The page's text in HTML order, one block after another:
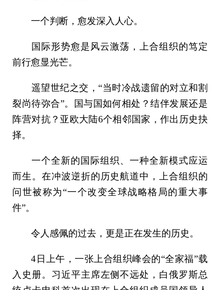
一个判断，愈发深入人心。
国际形势愈是风云激荡，上合组织的笃定
前行愈显光芒。
遥望世纪之交，“当时冷战遗留的对立和割
裂尚待弥合”。国与国如何相处？结伴发展还是
阵营对抗？亚欧大陆6个相邻国家，作出历史抉
择。
一个全新的国际组织、一种全新模式应运
而生。在冲波逆折的历史航道中，上合组织的
问世被称为“一个改变全球战略格局的重大事
件”。
令人感佩的过去，更是正在发生的历史。
4日上午，一张上合组织峰会的“全家福”载
入史册。习近平主席左侧不远处，白俄罗斯总